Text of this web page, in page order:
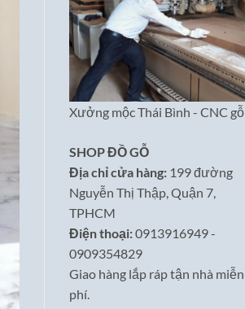
Xưởng mộc Thái Bình - CNC gỗ
SHOP ĐỒ GỖ
Địa chỉ cửa hàng:199 đường
Nguyễn Thị Thập, Quận 7,
TPHCM
Điện thoại:0913916949 -
0909354829
Giao hàng lắp ráp tận nhà miễn
phí.